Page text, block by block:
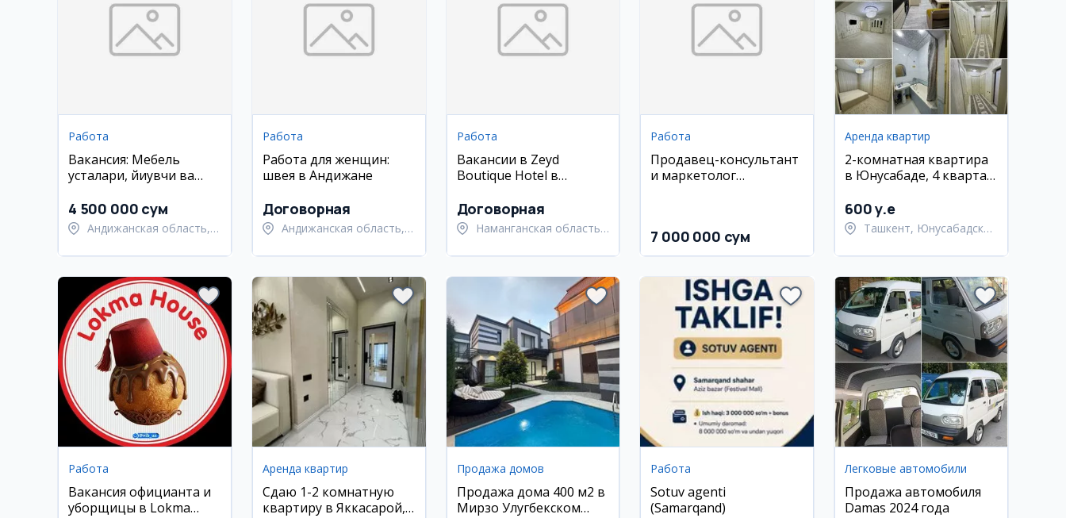
Работа
Вакансия: Мебель
усталари, йиғувчи ва
4 500 000 сум
Андижанская область,
Работа
Работа для женщин:
швея в Андижане
Договорная
Андижанская область,
Работа
Вакансии в Zeyd
Boutique Hotel в
Договорная
Наманганская область,
Работа
Продавец-консультант
и маркетолог
7 000 000 сум
Аренда квартир
2-комнатная квартира
в Юнусабаде, 4 квартал,
мебель
600 y.e
Ташкент, Юнусабадский
Работа
Вакансия официанта и
уборщицы в Lokma
Аренда квартир
Сдаю 1-2 комнатную
квартиру в Яккасарой,
Продажа домов
Продажа дома 400 м2 в
Мирзо Улугбекском
Работа
Sotuv agenti
(Samarqand)
Легковые автомобили
Продажа автомобиля
Damas 2024 года